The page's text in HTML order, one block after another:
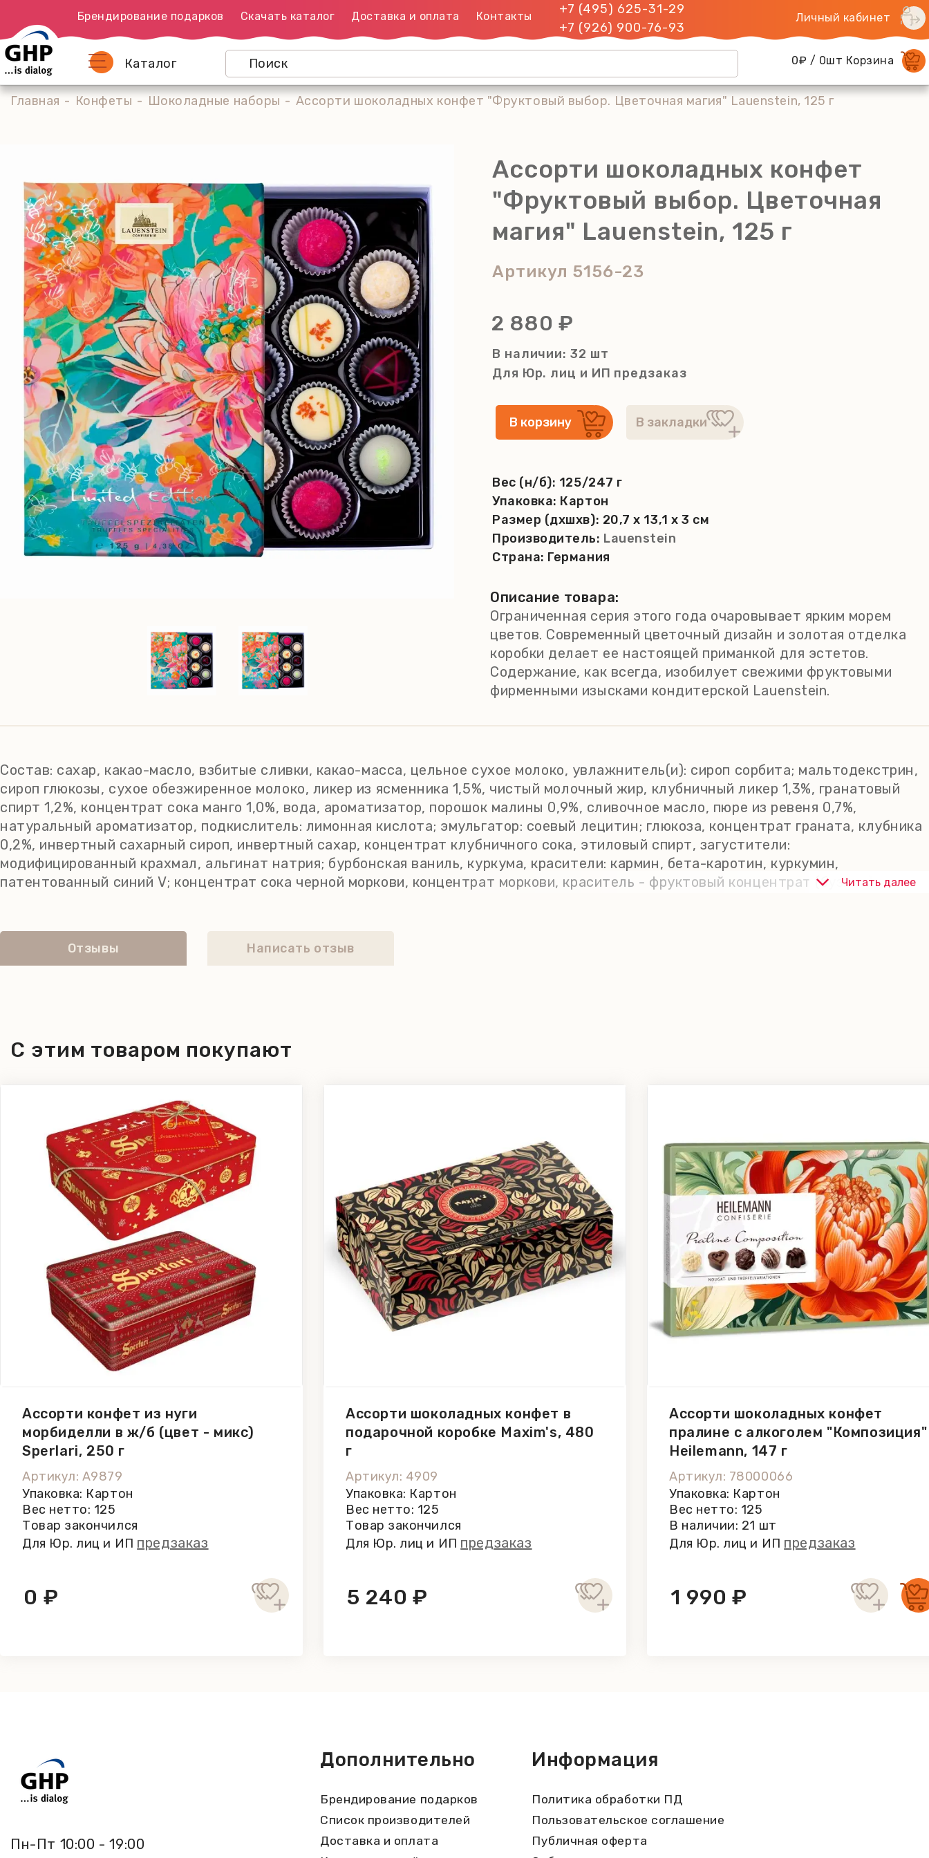
Брендирование подарков Скачать каталог Доставка и оплата Контакты
+7 (495) 625-31-29
+7 (926) 900-76-93
Каталог
Личный кабинет
0₽ / 0шт Корзина
Главная Конфеты Шоколадные наборы Ассорти шоколадных конфет "Фруктовый выбор. Цветочная магия" Lauenstein, 125 г
Ассорти шоколадных конфет
"Фруктовый выбор. Цветочная
магия" Lauenstein, 125 г
Артикул5156-23
2 880 ₽
В наличии: 32 шт
Для Юр. лиц и ИП предзаказ
Вес (н/б): 125/247 г
Упаковка: Картон
Размер (дхшхв): 20,7 x 13,1 x 3 см
Производитель: Lauenstein
Страна: Германия
Описание товара:
Ограниченная серия этого года очаровывает ярким морем
цветов. Современный цветочный дизайн и золотая отделка
коробки делает ее настоящей приманкой для эстетов.
Содержание, как всегда, изобилует свежими фруктовыми
фирменными изысками кондитерской Lauenstein.
Состав: сахар, какао-масло, взбитые сливки, какао-масса, цельное сухое молоко, увлажнитель(и): сироп сорбита; мальтодекстрин,
сироп глюкозы, сухое обезжиренное молоко, ликер из ясменника 1,5%, чистый молочный жир, клубничный ликер 1,3%, гранатовый
спирт 1,2%, концентрат сока манго 1,0%, вода, ароматизатор, порошок малины 0,9%, сливочное масло, пюре из ревеня 0,7%,
натуральный ароматизатор, подкислитель: лимонная кислота; эмульгатор: соевый лецитин; глюкоза, концентрат граната, клубника
0,2%, инвертный сахарный сироп, инвертный сахар, концентрат клубничного сока, этиловый спирт, загустители:
модифицированный крахмал, альгинат натрия; бурбонская ваниль, куркума, красители: кармин, бета-каротин, куркумин,
патентованный синий V; концентрат сока черной моркови, концентрат моркови, краситель - фруктовый концентрат (бузина),
0,14 г. Энергетическая ценность на 100 г. продукта: 491 ккал / 2040 кДж. Хранить в сухом прохладном месте при температуре от
+14 С до +18 C, относительной влажности не более 60%. Не хранить в холодильнике!
Читать далее
Отзывы Написать отзыв
С этим товаром покупают
Ассорти конфет из нуги
морбиделли в ж/б (цвет - микс)
Sperlari, 250 г
Артикул: A9879
Упаковка: Картон
Вес нетто: 125
Товар закончился
Для Юр. лиц и ИП предзаказ
0 ₽
Ассорти шоколадных конфет в
подарочной коробке Maxim's, 480
г
Артикул: 4909
Упаковка: Картон
Вес нетто: 125
Товар закончился
Для Юр. лиц и ИП предзаказ
5 240 ₽
Ассорти шоколадных конфет
пралине с алкоголем "Композиция"
Heilemann, 147 г
Артикул: 78000066
Упаковка: Картон
Вес нетто: 125
В наличии: 21 шт
Для Юр. лиц и ИП предзаказ
1 990 ₽
Пн-Пт 10:00 - 19:00
Дополнительно
Брендирование подарков
Список производителей
Доставка и оплата
Информация
Политика обработки ПД
Пользовательское соглашение
Публичная оферта